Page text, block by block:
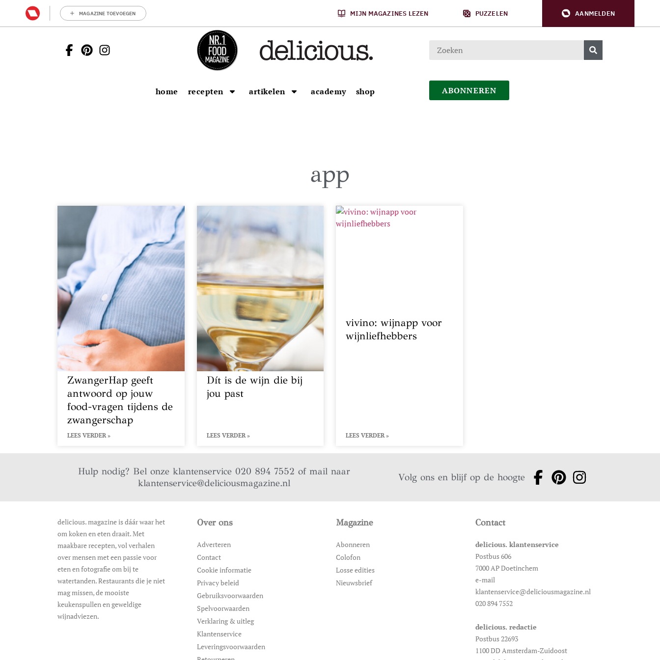
MAGAZINE TOEVOEGEN MIJN MAGAZINES LEZEN PUZZELEN AANMELDEN
home recepten artikelen academy shop ABONNEREN
app
ZwangerHap geeft
antwoord op jouw
food-vragen tijdens de
zwangerschap
LEES VERDER »
Dít is de wijn die bij
jou past
LEES VERDER »
vivino: wijnapp voor
wijnliefhebbers
LEES VERDER »
Hulp nodig? Bel onze klantenservice 020 894 7552 of mail naar
klantenservice@deliciousmagazine.nl
Volg ons en blijf op de hoogte
delicious. magazine is dáár waar het
om koken en eten draait. Met
maakbare recepten, vol verhalen
over mensen met een passie voor
eten en fotografie om bij te
watertanden. Restaurants die je niet
mag missen, de mooiste
keukenspullen en geweldige
wijnadviezen.
Over ons
Adverteren
Contact
Cookie informatie
Privacy beleid
Gebruiksvoorwaarden
Spelvoorwaarden
Verklaring & uitleg
Klantenservice
Leveringsvoorwaarden
Magazine
Abonneren
Colofon
Losse edities
Nieuwsbrief
Contact
delicious. klantenservice
Postbus 606
7000 AP Doetinchem
e-mail
klantenservice@deliciousmagazine.nl
020 894 7552
delicious. redactie
Postbus 22693
1100 DD Amsterdam-Zuidoost